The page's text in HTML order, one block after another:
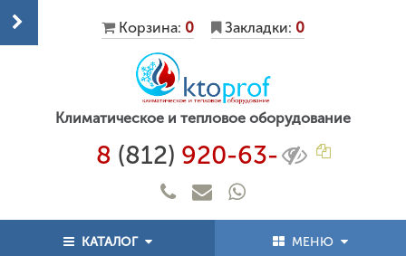
Корзина: 0 Закладки: 0
Климатическое и тепловое оборудование
8 (812) 920-63-
КАТАЛОГ МЕНЮ